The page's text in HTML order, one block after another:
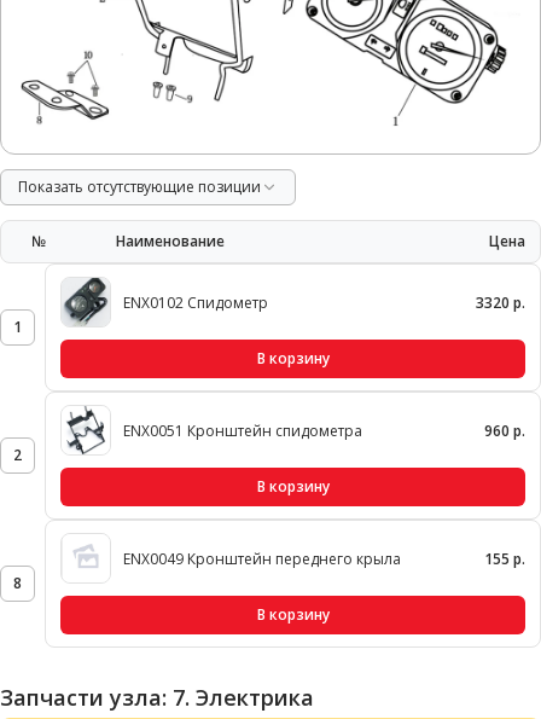
Показать отсутствующие позиции
№ Наименование Цена
1
ENX0102 Спидометр 3320 р.
В корзину
2
ENX0051 Кронштейн спидометра 960 р.
В корзину
8
ENX0049 Кронштейн переднего крыла 155 р.
В корзину
Запчасти узла: 7. Электрика